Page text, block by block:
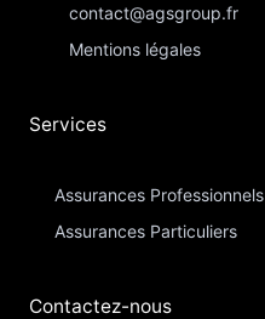
contact@agsgroup.fr
Mentions légales
Services
Assurances Professionnels
Assurances Particuliers​
Contactez-nous​